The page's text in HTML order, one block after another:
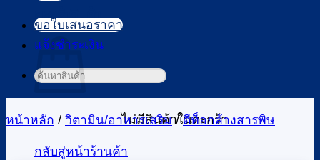
ตะกร้าสินค้า
ไม่มีสินค้าในตะกร้า
กลับสู่หน้าร้านค้า
ขอใบเสนอราคา
แจ้งชำระเงิน
ค้นหา:
หน้าหลัก / วิตามิน/อาหารเสริม / ดีท็อกล้างสารพิษ